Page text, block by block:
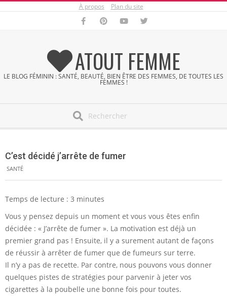
À propos Plan du site
ATOUT FEMME
LE BLOG FÉMININ : SANTÉ, BEAUTÉ, BIEN ÊTRE DES FEMMES, DE TOUTES LES
FEMMES !
Menu
C’est décidé j’arrête de fumer
SANTÉ
Temps de lecture : 3 minutes
Vous y pensez depuis un moment et vous vous êtes enfin
décidée : « J’arrête de fumer ». La motivation est déjà un
premier grand pas ! Ensuite, il y a surement autant de façons
de réussir à arrêter de fumer que de fumeurs sur terre.
Il n’y a pas de recette. Par contre, nous pouvons vous donner
quelques pistes de stratégies pour parvenir à jeter vos
cigarettes à la poubelle une bonne fois pour toutes.